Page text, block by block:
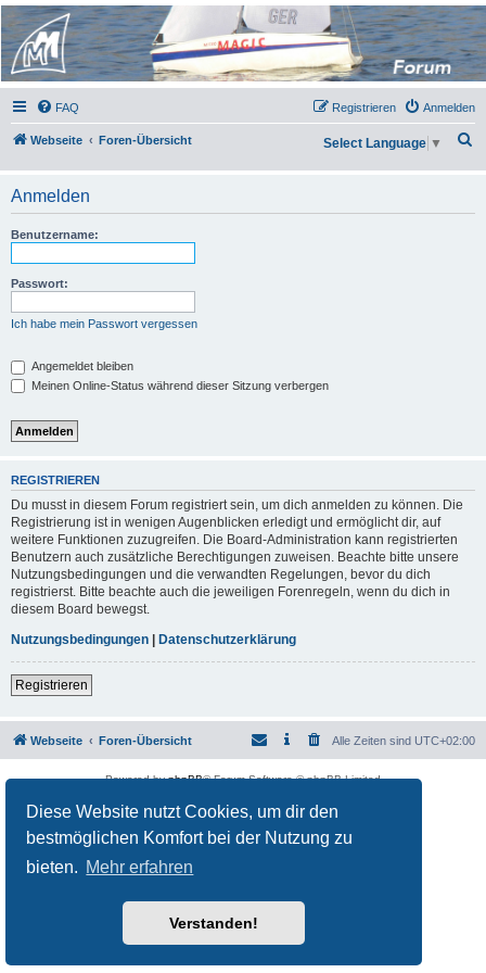
Diese Website nutzt Cookies, um dir den
bestmöglichen Komfort bei der Nutzung zu
bieten. Mehr erfahren
Verstanden!
Micro Magic Forum
Deutschland
FAQ Anmelden
Registrieren
Webseite Foren-Übersicht
h
Select Language ▼
Anmelden
Benutzername:
Passwort:
Ich habe mein Passwort vergessen
Angemeldet bleiben
Meinen Online-Status während dieser Sitzung verbergen
REGISTRIEREN
Du musst in diesem Forum registriert sein, um dich anmelden zu können. Die
Registrierung ist in wenigen Augenblicken erledigt und ermöglicht dir, auf
weitere Funktionen zuzugreifen. Die Board-Administration kann registrierten
Benutzern auch zusätzliche Berechtigungen zuweisen. Beachte bitte unsere
Nutzungsbedingungen und die verwandten Regelungen, bevor du dich
registrierst. Bitte beachte auch die jeweiligen Forenregeln, wenn du dich in
diesem Board bewegst.
Nutzungsbedingungen
Datenschutzerklärung
Registrieren
Webseite Foren-Übersicht Alle Zeiten sind UTC+02:00
Powered byphpBB® Forum Software © phpBB Limited
Datenschutz|Nutzungsbedingungen